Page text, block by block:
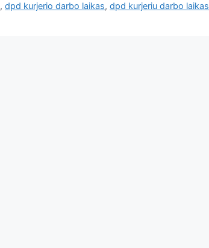
,dpd kurjerio darbo laikas,dpd kurjeriu darbo laikas